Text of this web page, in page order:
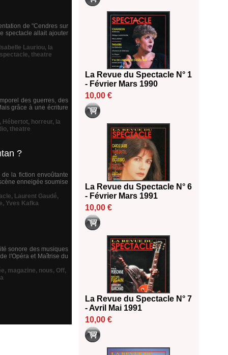
de "Cendres sur
spectacle allait ajouter
Isabelle Lauriou, la
spectacle, theatre
des guerres, des
grâce à une écriture
, Hébertot, horreur, la
, theatre
?
la fiction envoûtante
enneigée soumise
, Laurent Gaudé,
, Yves Kafka
sonore des musiques
l'Opéra et Maîtrise du
, magazine, nous, Off,
La Revue du Spectacle N° 1
- Février Mars 1990
10,00 €
La Revue du Spectacle N° 6
- Février Mars 1991
10,00 €
La Revue du Spectacle N° 7
- Avril Mai 1991
10,00 €